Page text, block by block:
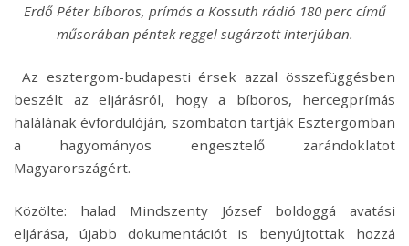
Erdő Péter bíboros, prímás a Kossuth rádió 180 perc című
műsorában péntek reggel sugárzott interjúban.
Az esztergom-budapesti érsek azzal összefüggésben
beszélt az eljárásról, hogy a bíboros, hercegprímás
halálának évfordulóján, szombaton tartják Esztergomban
a hagyományos engesztelő zarándoklatot
Magyarországért.
Közölte: halad Mindszenty József boldoggá avatási
eljárása, újabb dokumentációt is benyújtottak hozzá